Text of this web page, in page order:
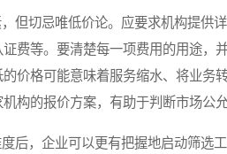
切忌唯低价论。应要求机构提供
费等。要清楚每一项费用的用途，
价格可能意味着服务缩水、将业务
构的报价方案，有助于判断市场公允
，企业可以更有把握地启动筛选